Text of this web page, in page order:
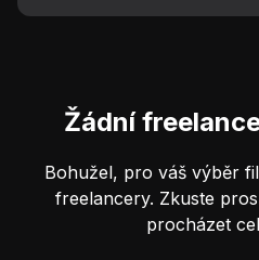
Žádní
Bohužel, pro váš výběr
freelancery. Zkuste
procházet